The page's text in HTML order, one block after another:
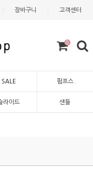
장바구니 고객센터
0
SALE 펌프스
라이드 샌들